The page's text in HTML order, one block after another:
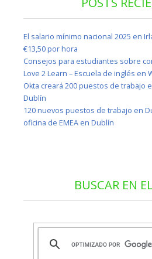
El salario mínimo nacional 2025 en
€13,50 por hora
Consejos para estudiantes sobre
Love 2 Learn – Escuela de inglés en
Okta creará 200 puestos de trabajo
Dublín
120 nuevos puestos de trabajo en
oficina de EMEA en Dublín
BUSCAR EN